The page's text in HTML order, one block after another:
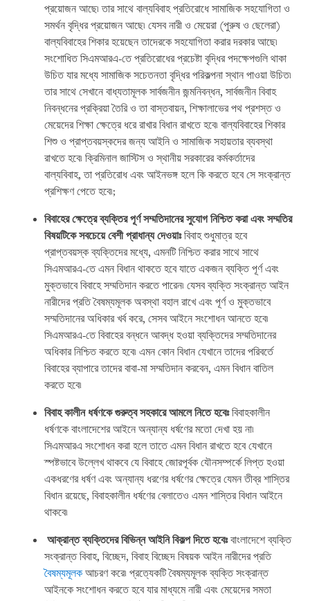
প্রয়োজন আছে৷ তার সাথে বাল্যবিবাহ প্রতিরোধে সামাজিক সহযোগিতা ও
সমর্থন বৃদ্ধির প্রয়োজন আছে৷ যেসব নারী ও মেয়েরা (পুরুষ ও ছেলেরা)
বাল্যবিবাহের শিকার হয়েছেন তাদেরকে সহযোগিতা করার দরকার আছে৷
সংশোধিত সিএমআরএ-তে প্রতিরোধের প্রচেষ্টা বৃদ্ধির পদক্ষেপগুলি থাকা
উচিত যার মধ্যে সামাজিক সচেতনতা বৃদ্ধির পরিকল্পনা স্থান পাওয়া উচিত৷
তার সাথে সেখানে বাধ্যতামূলক সার্বজনীন জন্মনিবন্ধন, সার্বজনীন বিবাহ
নিবন্ধনের প্রক্রিয়া তৈরি ও তা বাস্তবায়ন, শিক্ষালাভের পথ প্রশস্ত ও
মেয়েদের শিক্ষা ক্ষেত্রে ধরে রাখার বিধান রাখতে হবে৷ বাল্যবিবাহের শিকার
শিশু ও প্রাপ্তবয়স্কদের জন্য আইনি ও সামাজিক সহায়তার ব্যবস্থা
রাখতে হবে৷ ক্রিমিনাল জাস্টিস ও স্থানীয় সরকারের কর্মকর্তাদের
বাল্যবিবাহ, তা প্রতিরোধ এবং আইনভঙ্গ হলে কি করতে হবে সে সংক্রান্ত
প্রশিক্ষণ পেতে হবে৷;
বিবাহের ক্ষেত্রে ব্যক্তির পূর্ণ সম্মতিদানের সুযোগ নিশ্চিত করা এবং সম্মতির
বিষয়টিকে সবচেয়ে বেশী প্রাধান্য দেওয়াঃবিবাহ শুধুমাত্র হবে
প্রাপ্তবয়স্ক ব্যক্তিদের মধ্যে, এমনটি নিশ্চিত করার সাথে সাথে
সিএমআরএ-তে এমন বিধান থাকতে হবে যাতে একজন ব্যক্তি পূর্ণ এবং
মুক্তভাবে বিবাহে সম্মতিদান করতে পারেন৷ যেসব ব্যক্তি সংক্রান্ত আইন
নারীদের প্রতি বৈষম্যমূলক অবস্থা বহাল রাখে এবং পূর্ণ ও মুক্তভাবে
সম্মতিদানের অধিকার খর্ব করে, সেসব আইনে সংশোধন আনতে হবে৷
সিএমআরএ-তে বিবাহের বন্ধনে আবদ্ধ হওয়া ব্যক্তিদের সম্মতিদানের
অধিকার নিশ্চিত করতে হবে৷ এমন কোন বিধান যেখানে তাদের পরিবর্তে
বিবাহের ব্যাপারে তাদের বাবা-মা সম্মতিদান করবেন, এমন বিধান বাতিল
করতে হবে৷
বিবাহ কালীন ধর্ষণকে গুরুত্ব সহকারে আমলে নিতে হবেঃবিবাহকালীন
ধর্ষণকে বাংলাদেশের আইনে অন্যান্য ধর্ষণের মতো দেখা হয় না৷
সিএমআরএ সংশোধন করা হলে তাতে এমন বিধান রাখতে হবে যেখানে
স্পষ্টভাবে উল্লেখ থাকবে যে বিবাহে জোরপূর্বক যৌনসম্পর্কে লিপ্ত হওয়া
একধরণের ধর্ষণ এবং অন্যান্য ধরণের ধর্ষণের ক্ষেত্রে যেমন তীব্র শাস্তির
বিধান রয়েছে, বিবাহকালীন ধর্ষণের বেলাতেও এমন শাস্তির বিধান আইনে
থাকবে৷
আক্রান্ত ব্যক্তিদের বিভিন্ন আইনি বিকল্প দিতে হবেঃবাংলাদেশে ব্যক্তি
সংক্রান্ত বিবাহ, বিচ্ছেদ, বিবাহ বিচ্ছেদ বিষয়ক আইন নারীদের প্রতি
বৈষম্যমূলক আচরণ করে৷ প্রত্যেকটি বৈষম্যমূলক ব্যক্তি সংক্রান্ত
আইনকে সংশোধন করতে হবে যার মাধ্যমে নারী এবং মেয়েদের সমতা